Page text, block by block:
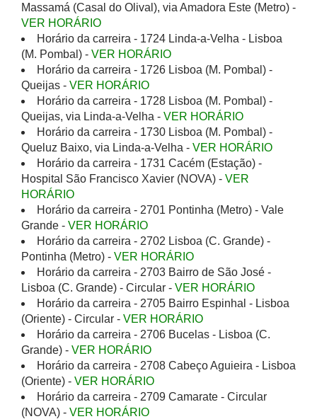
Massamá (Casal do Olival), via Amadora Este (Metro) -
VER HORÁRIO
Horário da carreira - 1724 Linda-a-Velha - Lisboa
(M. Pombal) - VER HORÁRIO
Horário da carreira - 1726 Lisboa (M. Pombal) -
Queijas - VER HORÁRIO
Horário da carreira - 1728 Lisboa (M. Pombal) -
Queijas, via Linda-a-Velha - VER HORÁRIO
Horário da carreira - 1730 Lisboa (M. Pombal) -
Queluz Baixo, via Linda-a-Velha - VER HORÁRIO
Horário da carreira - 1731 Cacém (Estação) -
Hospital São Francisco Xavier (NOVA) - VER
HORÁRIO
Horário da carreira - 2701 Pontinha (Metro) - Vale
Grande - VER HORÁRIO
Horário da carreira - 2702 Lisboa (C. Grande) -
Pontinha (Metro) - VER HORÁRIO
Horário da carreira - 2703 Bairro de São José -
Lisboa (C. Grande) - Circular - VER HORÁRIO
Horário da carreira - 2705 Bairro Espinhal - Lisboa
(Oriente) - Circular - VER HORÁRIO
Horário da carreira - 2706 Bucelas - Lisboa (C.
Grande) - VER HORÁRIO
Horário da carreira - 2708 Cabeço Aguieira - Lisboa
(Oriente) - VER HORÁRIO
Horário da carreira - 2709 Camarate - Circular
(NOVA) - VER HORÁRIO